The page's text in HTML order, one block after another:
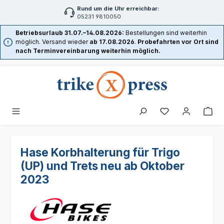
Zum Hauptinhalt springenRund um die Uhr erreichbar:
05231 9810050
Betriebsurlaub 31.07.–14.08.2026: Bestellungen sind weiterhin
möglich. Versand wieder ab 17.08.2026. Probefahrten vor Ort sind
nach Terminvereinbarung weiterhin möglich.
Hase Korbhalterung für Trigo
(UP) und Trets neu ab Oktober
2023